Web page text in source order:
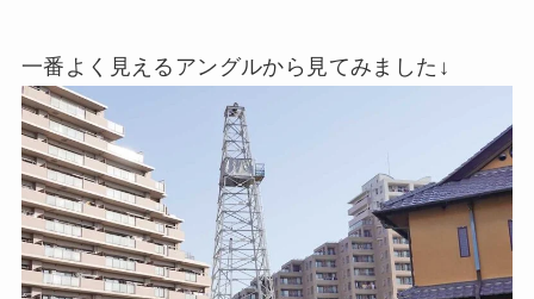
一番よく見えるアングルから見てみました↓